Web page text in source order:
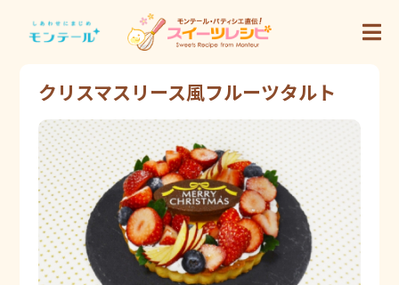
クリスマスリース風フルーツタルト